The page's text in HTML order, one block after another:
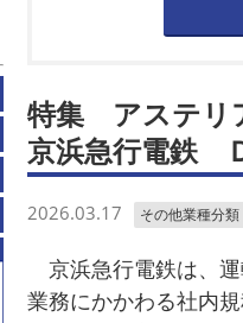
特集 アステリ
京浜急行電鉄
2026.03.17 その他業種分類
京浜急行電鉄は、
業務にかかわる社内